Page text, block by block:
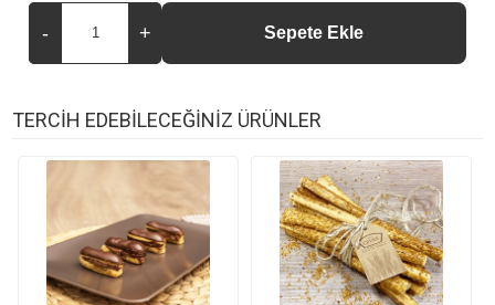
TERCİH EDEBİLECEĞİNİZ ÜRÜNLER